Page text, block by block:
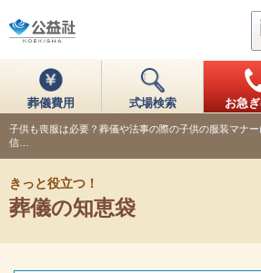
葬儀費用 式場検索 お急
子供も喪服は必要？葬儀や法事の際の子供の服装マナ
信…
きっと役立つ！
葬儀の知恵袋